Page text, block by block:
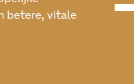
betere, vitale